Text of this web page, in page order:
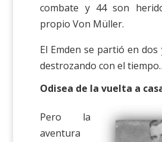
combate y 44 son
propio Von Müller.
El Emden se partió en
destrozando con el
Odisea de la vuelta a
Pero la
aventura